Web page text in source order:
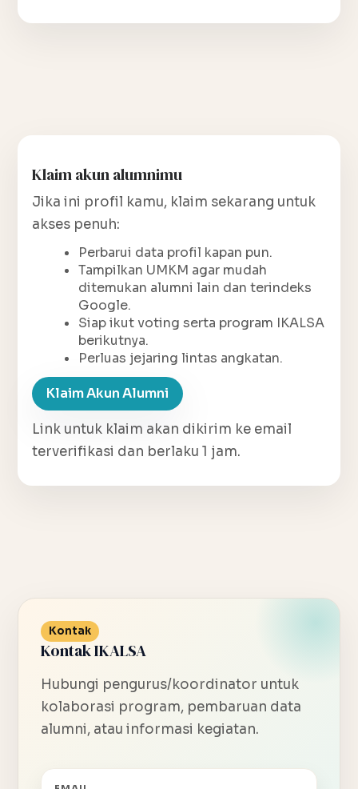
Klaim akun alumnimu
Jika ini profil kamu, klaim sekarang untuk
akses penuh:
Perbarui data profil kapan pun.
Tampilkan UMKM agar mudah
ditemukan alumni lain dan terindeks
Google.
Siap ikut voting serta program IKALSA
berikutnya.
Perluas jejaring lintas angkatan.
Klaim Akun Alumni
Link untuk klaim akan dikirim ke email
terverifikasi dan berlaku 1 jam.
Kontak
Kontak IKALSA
Hubungi pengurus/koordinator untuk
kolaborasi program, pembaruan data
alumni, atau informasi kegiatan.